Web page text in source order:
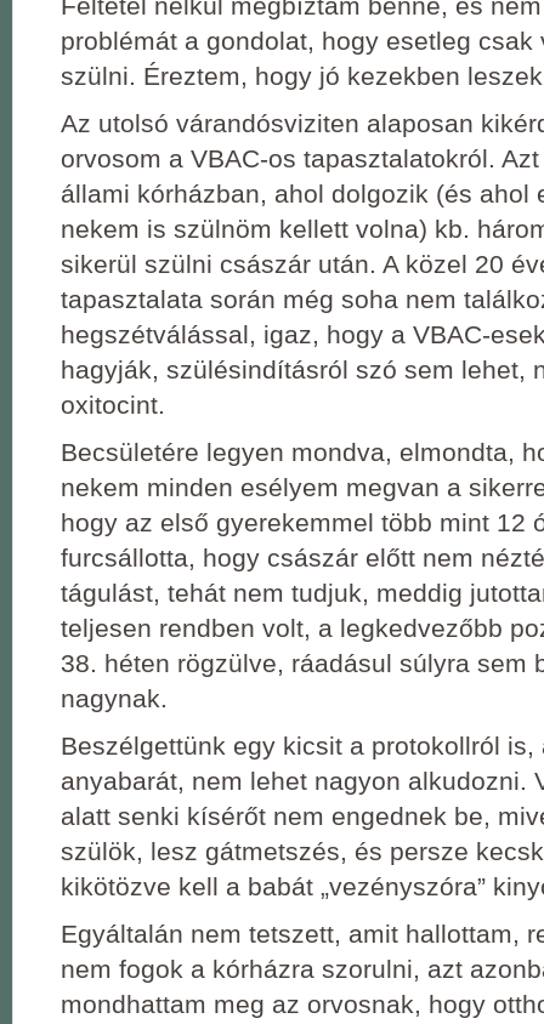
problémát a gondolat, hogy esetleg csak
szülni. Éreztem, hogy jó kezekben
Az utolsó várandósviziten alaposan
orvosom a VBAC-os tapasztalatokról.
állami kórházban, ahol dolgozik (és ahol
nekem is szülnöm kellett volna) kb.
sikerül szülni császár után. A közel 20
tapasztalata során még soha nem
hegszétválással, igaz, hogy a VBAC-
hagyják, szülésindításról szó sem lehet,
oxitocint.
Becsületére legyen mondva, elmondta,
nekem minden esélyem megvan a
hogy az első gyerekemmel több mint 12
furcsállotta, hogy császár előtt nem
tágulást, tehát nem tudjuk, meddig
teljesen rendben volt, a legkedvezőbb
38. héten rögzülve, ráadásul súlyra sem
nagynak.
Beszélgettünk egy kicsit a protokollról is,
anyabarát, nem lehet nagyon alkudozni.
alatt senki kísérőt nem engednek be,
szülök, lesz gátmetszés, és persze
kikötözve kell a babát „vezényszóra”
Egyáltalán nem tetszett, amit hallottam,
nem fogok a kórházra szorulni, azt
mondhattam meg az orvosnak, hogy